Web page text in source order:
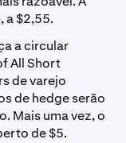
a $2,55.
a circular
All Short
de varejo
de hedge serão
Mais uma vez, o
de $5.